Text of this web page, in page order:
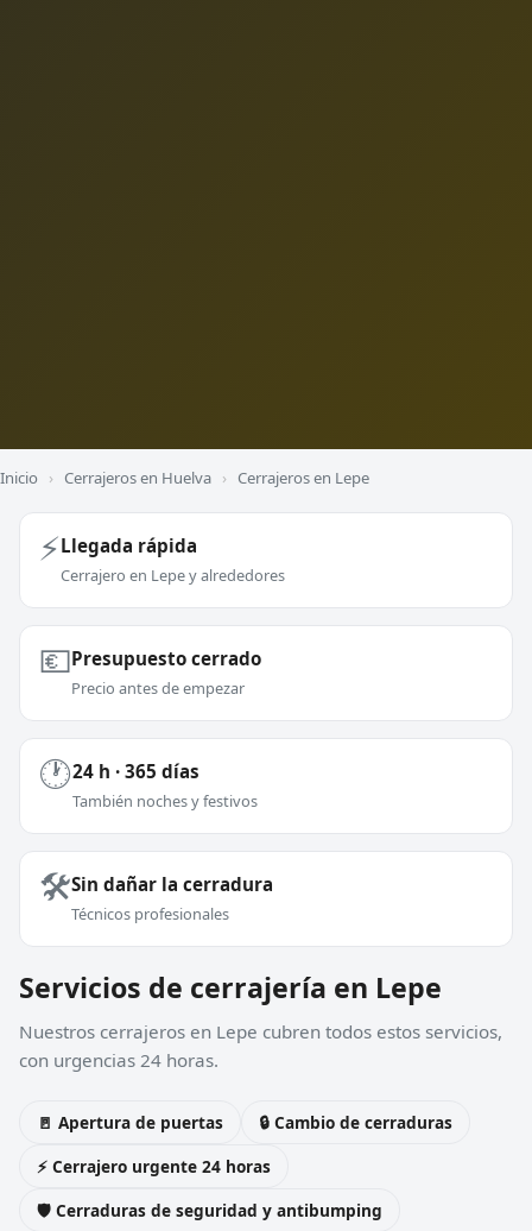
Inicio › Cerrajeros en Huelva › Cerrajeros en Lepe
⚡Llegada rápida
Cerrajero en Lepe y alrededores
💶Presupuesto cerrado
Precio antes de empezar
🕐24 h · 365 días
También noches y festivos
🛠️Sin dañar la cerradura
Técnicos profesionales
Servicios de cerrajería en Lepe
Nuestros cerrajeros en Lepe cubren todos estos servicios,
con urgencias 24 horas.
🚪 Apertura de puertas
🔒 Cambio de cerraduras
⚡ Cerrajero urgente 24 horas
🛡️ Cerraduras de seguridad y antibumping